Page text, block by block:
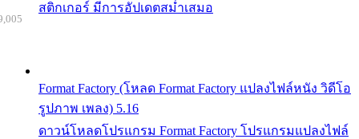
สติกเกอร์ มีการอัปเดตสม่ำเสมอ
Format Factory (โหลด Format Factory แปลงไฟล์หนัง วิดีโอ
รูปภาพ เพลง) 5.16
ดาวน์โหลดโปรแกรม Format Factory โปรแกรมแปลงไฟล์